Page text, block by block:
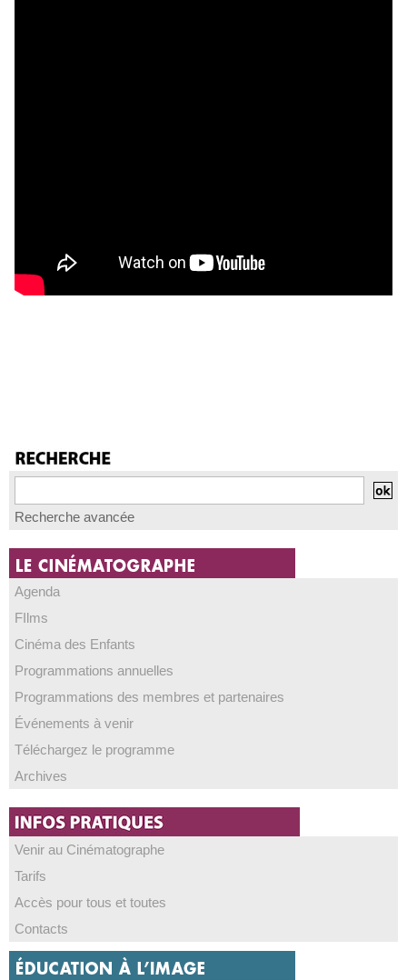
Recherche avancée
Agenda
FIlms
Cinéma des Enfants
Programmations annuelles
Programmations des membres et partenaires
Événements à venir
Téléchargez le programme
Archives
Venir au Cinématographe
Tarifs
Accès pour tous et toutes
Contacts